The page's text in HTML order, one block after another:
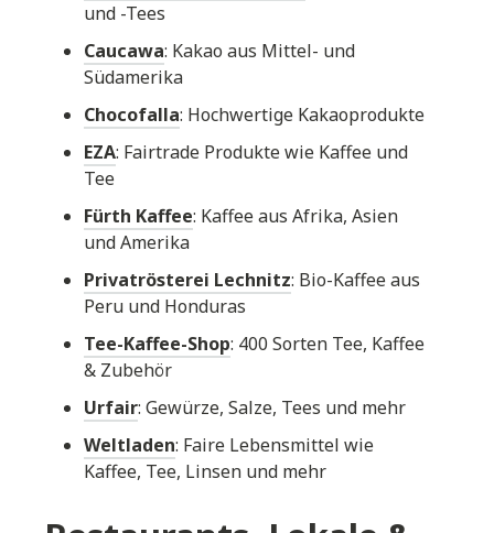
und -Tees
Caucawa: Kakao aus Mittel- und
Südamerika
Chocofalla: Hochwertige Kakaoprodukte
EZA: Fairtrade Produkte wie Kaffee und
Tee
Fürth Kaffee: Kaffee aus Afrika, Asien
und Amerika
Privatrösterei Lechnitz: Bio-Kaffee aus
Peru und Honduras
Tee-Kaffee-Shop: 400 Sorten Tee, Kaffee
& Zubehör
Urfair: Gewürze, Salze, Tees und mehr
Weltladen: Faire Lebensmittel wie
Kaffee, Tee, Linsen und mehr